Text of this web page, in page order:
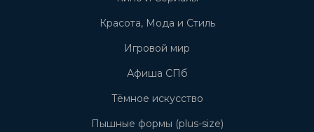
Красота, Мода и Стиль
Игровой мир
Афиша СПб
Тёмное искусство
Пышные формы (plus-size)